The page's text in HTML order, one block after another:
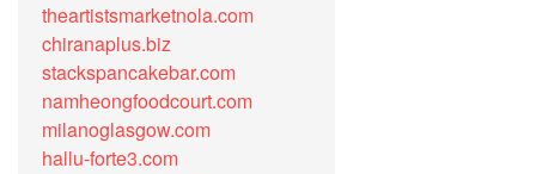
theartistsmarketnola.com
chiranaplus.biz
stackspancakebar.com
namheongfoodcourt.com
milanoglasgow.com
hallu-forte3.com